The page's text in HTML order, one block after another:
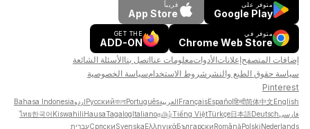
متوفر على
Google Play
قريباً
App Store
متوفر في
Chrome Web Store
GET THE
ADD-ON
إضافات المتصفحإعلاناتالأدواتمعلومات عنااتصل بناالأسئلة الشائعة
سياسة حقوق الطبع والنشر شروط الاستخدامسياسة الخصوصية
Pinterest
English
简体中文
हिन्दी
Español
FrançaisالعربيةPortuguês
বাংলা
РусскийاردوBahasa Indonesia
فارسیDeutsch
日本語
Türkçe
Tiếng Việt
தமிழ்
Italiano
Tagalog
Hausa
Kiswahili
한국어
ไทย
Nederlands
Polski
Română
Български
Ελληνικά
Svenska
Српскиעברית